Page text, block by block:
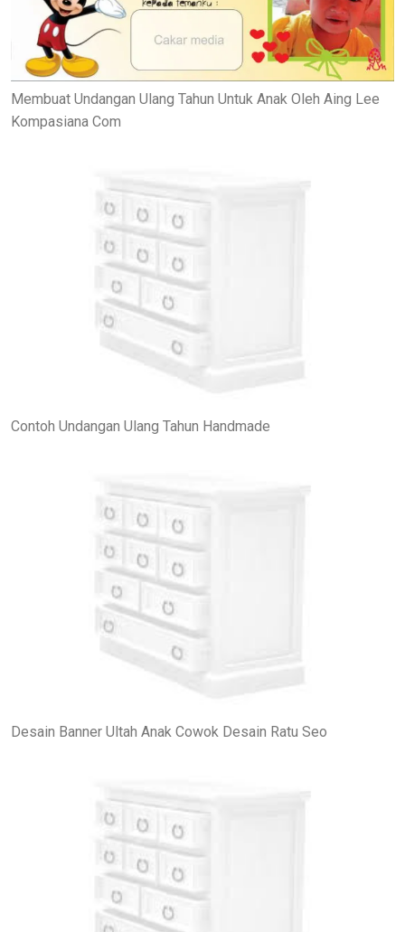
Membuat Undangan Ulang Tahun Untuk Anak Oleh Aing Lee
Kompasiana Com
Contoh Undangan Ulang Tahun Handmade
Desain Banner Ultah Anak Cowok Desain Ratu Seo